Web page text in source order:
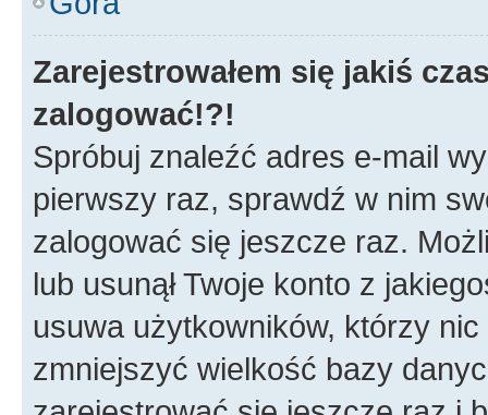
Zarejestrowałem się jakiś
zalogować!?!
Spróbuj znaleźć adres e-mail
pierwszy raz, sprawdź w nim
zalogować się jeszcze raz.
lub usunął Twoje konto z
usuwa użytkowników, którzy
zmniejszyć wielkość bazy